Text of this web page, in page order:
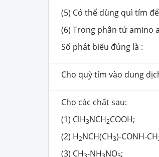
(5) Có thể dùng quì tím
(6) Trong phân tử amino
Số phát biểu đúng là :
Cho quỳ tím vào dung
Cho các chất sau:
(1) ClH3NCH2COOH;
(2) H2NCH(CH3)-CONH-CH
(3) CH -NH NO ;